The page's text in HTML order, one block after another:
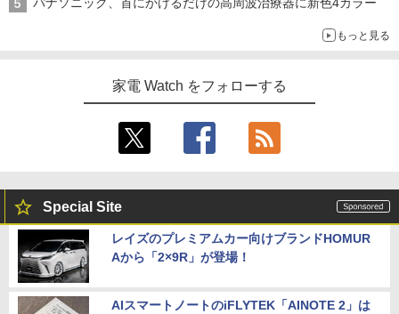
パナソニック、首にかけるだけの高周波治療器に新色4カラー
もっと見る
家電 Watch をフォローする
Special Site
レイズのプレミアムカー向けブランドHOMUR
Aから「2×9R」が登場！
AIスマートノートのiFLYTEK「AINOTE 2」は